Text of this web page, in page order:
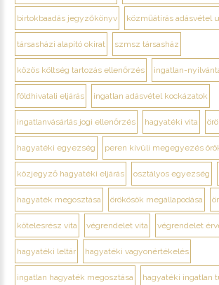
birtokbaadás jegyzőkönyv közműátírás adásvétel
társasházi alapító okirat szmsz társasház
közös költség tartozás ellenőrzés ingatlan-
földhivatali eljárás ingatlan adásvétel kockázatok
ingatlanvásárlás jogi ellenőrzés hagyatéki vita
hagyatéki egyezség peren kívüli megegyezés
közjegyző hagyatéki eljárás osztályos egyezség
hagyaték megosztása örökösök megállapodása
kötelesrész vita végrendelet vita végrendelet
hagyatéki leltár hagyatéki vagyonértékelés
ingatlan hagyaték megosztása hagyatéki ingatlan